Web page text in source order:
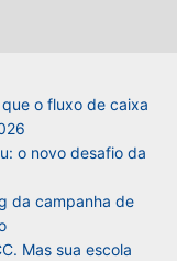
o fluxo de caixa
o novo desafio da
da campanha de
Mas sua escola